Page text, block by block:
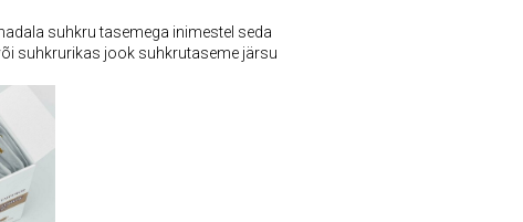
suhkru tasemega inimestel seda
suhkrurikas jook suhkrutaseme järsu